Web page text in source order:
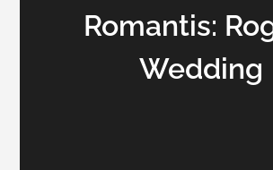
Romantis:
Wedding